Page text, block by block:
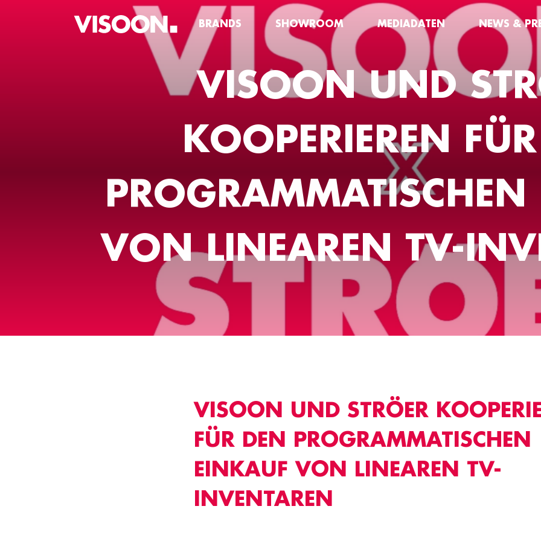
BRANDS SHOWROOM MEDIADATEN NEWS &
VISOON UND
KOOPERIEREN
VON LINEAREN TV-
VISOON UND STRÖER
FÜR DEN PROGRAMMATISCHEN
EINKAUF VON LINEAREN TV-
INVENTAREN